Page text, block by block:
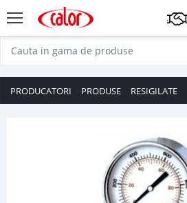
PRODUCATORI PRODUSE RESIGILATE